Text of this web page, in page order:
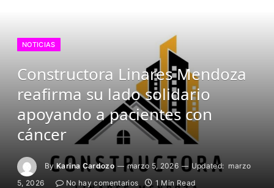
NOTICIAS
Constructora Linares Mendoza
reafirma su lado solidario
apoyando a pacientes con
cáncer
By Karina Cardozo marzo 5, 2026 Updated: marzo
5, 2026
No hay comentarios 1 Min Read